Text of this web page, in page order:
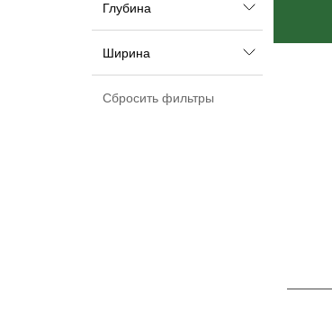
Глубина
Ширина